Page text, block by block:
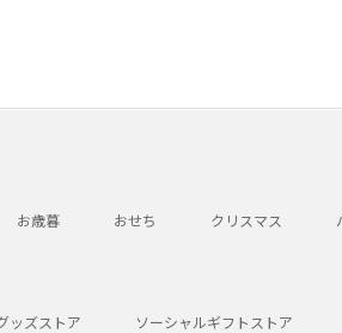
お歳暮 おせち クリスマス
ッズストア ソーシャルギフトストア